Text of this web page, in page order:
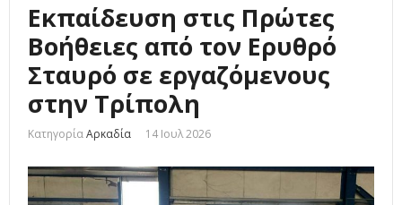
Εκπαίδευση στις Πρώτες
Βοήθειες από τον Ερυθρό
Σταυρό σε εργαζόμενους
στην Τρίπολη
ΚατηγορίαΑρκαδία 14 Ιουλ 2026